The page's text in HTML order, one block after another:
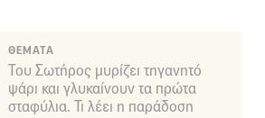
ΘΕΜΑΤΑ
Του Σωτήρος μυρίζει τηγανητό
ψάρι και γλυκαίνουν τα πρώτα
σταφύλια. Τι λέει η παράδοση